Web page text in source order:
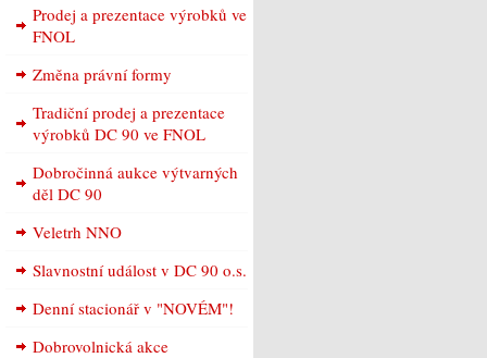
Prodej a prezentace výrobků ve
FNOL
Změna právní formy
Tradiční prodej a prezentace
výrobků DC 90 ve FNOL
Dobročinná aukce výtvarných
děl DC 90
Veletrh NNO
Slavnostní událost v DC 90 o.s.
Denní stacionář v "NOVÉM"!
Dobrovolnická akce